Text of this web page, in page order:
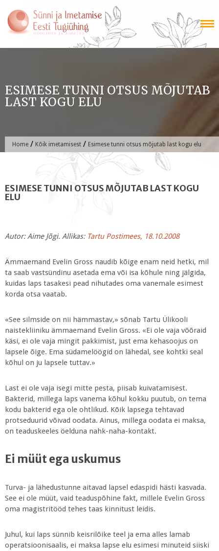
content
ESIMESE TUNNI OTSUS MÕJUTAB
LAST KOGU ELU
Home / Kõik imetamisest / Esimese tunni otsus mõjutab last kogu elu
ESIMESE TUNNI OTSUS MÕJUTAB LAST KOGU
ELU
Autor:Aime Jõgi. Allikas: Tartu Postimees, 18.10.2008
Ämmaemand Evelin Gross naudib kõige enam neid hetki, mil
ta saab vastsündinu asetada ema või isa kõhule ning jälgida,
kuidas laps tasakesi pead nihutades oma vanemale esimest
korda otsa vaatab.
«See silmside on nii hämmastav,» sõnab Tartu Ülikooli
naistekliiniku ämmaemand Evelin Gross. «Ei ole vaja võõraid
käsi, ei ole vaja mingit pakkimist, just ema kehasoojus on
lapsele õige. Ema südamelöögid on lähedal, see kohtki seal
kõhul on ju lapsele tuttav.»
Last ei ole vaja isegi mitte pesta, piisab kuivatamisest.
Bakterid, millega laps vanema kõhul kokku puutub, on tema
kodu bakterid ega ole ohtlikud. Kõik lapsega tehtavad
protseduurid võivad oodata. Ainus, millega oodata ei maksa,
on teaduskeeles öelduna nahk-naha-kontakt.
Ei müüt ega uskumus
Turva- ja lähedustunne aitavad lapsel edaspidi hästi kasvada.
See ei ole müüt, vaid teaduspõhine fakt, millele Evelin Gross
oma magistritööd tehes taas kinnitust leidis.
Juhul, kui laps sünnib keisrilõike teel ja ema alles lamab
operatsioonisaalis, ei maksa lapse elu esimesi minuteid siiski